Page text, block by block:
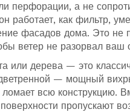
перфорации, а не
работает, как фильтр,
фасадов дома. Это не
ветер не разорвал
или дерева — это
— мощный
ломает всю конструкцию.
пропускают